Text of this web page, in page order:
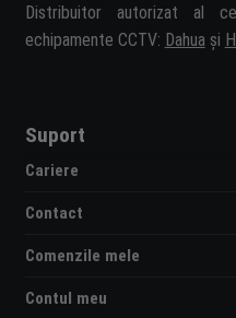
Distribuitor autorizat al
echipamente CCTV: Dahua și
Suport
Cariere
Contact
Comenzile mele
Contul meu